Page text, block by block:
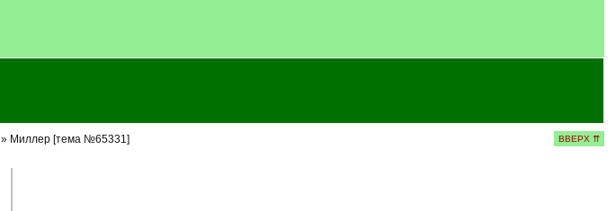
» Миллер [тема №65331] ВВЕРХ ⇈